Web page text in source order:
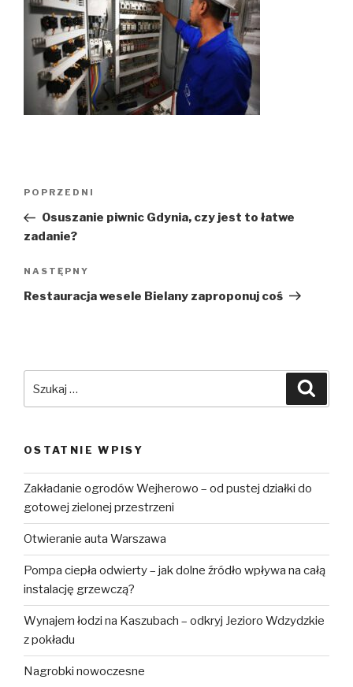
Nawigacja
Poprzedni
wpis
POPRZEDNI
Osuszanie piwnic Gdynia, czy jest to łatwe
zadanie?
Następny
wpis
NASTĘPNY
Restauracja wesele Bielany zaproponuj coś
OSTATNIE WPISY
Zakładanie ogrodów Wejherowo – od pustej działki do
gotowej zielonej przestrzeni
Otwieranie auta Warszawa
Pompa ciepła odwierty – jak dolne źródło wpływa na całą
instalację grzewczą?
Wynajem łodzi na Kaszubach – odkryj Jezioro Wdzydzkie
z pokładu
Nagrobki nowoczesne